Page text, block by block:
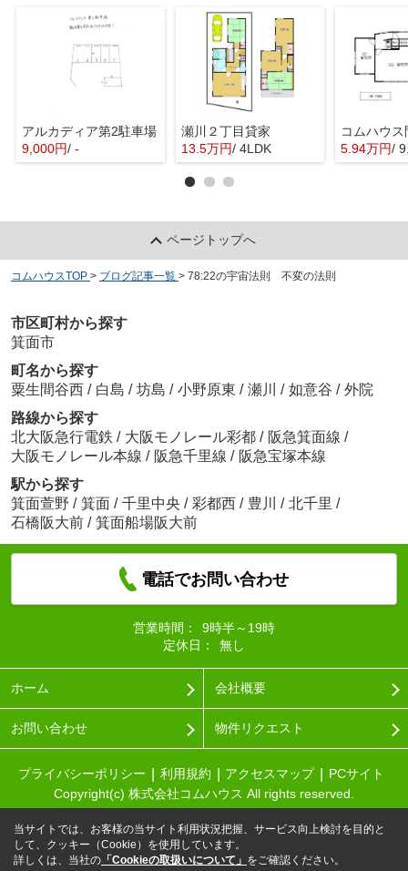
アルカディア第2駐車場
9,000円/ -
瀬川２丁目貸家
13.5万円/ 4LDK 5.94万円/
ページトップへ
コムハウスTOP > ブログ記事一覧 > 78:22の宇宙法則 不変の法則
市区町村から探す
箕面市
町名から探す
粟生間谷西 / 白島 / 坊島 / 小野原東 / 瀬川 / 如意谷 / 外院
路線から探す
北大阪急行電鉄 / 大阪モノレール彩都 / 阪急箕面線 /
大阪モノレール本線 / 阪急千里線 / 阪急宝塚本線
駅から探す
箕面萱野 / 箕面 / 千里中央 / 彩都西 / 豊川 / 北千里 /
石橋阪大前 / 箕面船場阪大前
電話でお問い合わせ
営業時間：
9時半～19時
定休日：
無し
ホーム 会社概要
お問い合わせ 物件リクエスト
プライバシーポリシー 利用規約 アクセスマップ
PCサイト
Copyright(c) 株式会社コムハウス All rights reserved.
当サイトでは、お客様の当サイト利用状況把握、サービス向上検討を目的と
して、クッキー（Cookie）を使用しています。
詳しくは、当社の 「Cookieの取扱いについて」 をご確認ください。